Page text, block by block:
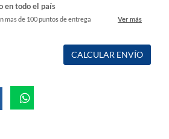
en todo el país
mas de 100 puntos de entrega Ver más
CALCULAR ENVÍO